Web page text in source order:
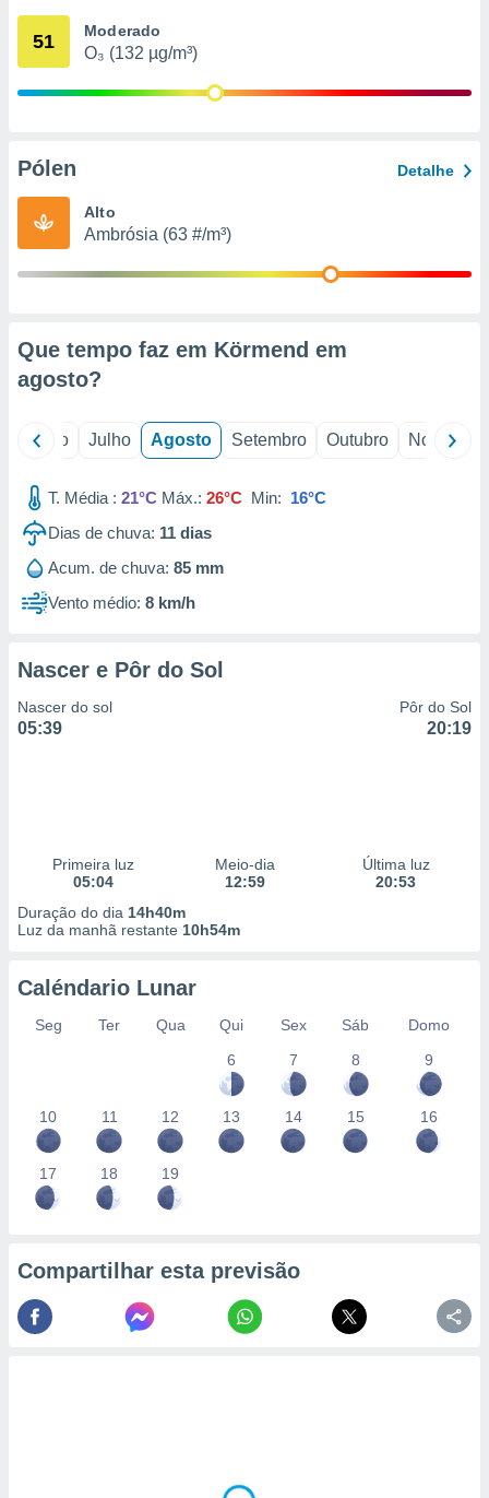
através
estudos
1199
51 Moderado
O₃ (132 µg/m³)
Pólen Detalhe
Alto
Ambrósia (63 #/m³)
Que tempo faz em Körmend em
agosto?
Junho Julho Agosto Setembro Outubro Novembro
T. Média : 21°C Máx.: 26°C Min: 16°C
Dias de chuva: 11 dias
Acum. de chuva: 85 mm
Vento médio: 8 km/h
Nascer e Pôr do Sol
Nascer do sol
05:39
Pôr do Sol
20:19
Primeira luz
05:04
Meio-dia
12:59
Última luz
20:53
Duração do dia 14h40m
Luz da manhã restante 10h54m
Caléndario Lunar
Seg Ter Qua Qui Sex Sáb
Domo
6
7 8 9
10 11 12 13 14 15 16
17 18 19
Compartilhar esta previsão